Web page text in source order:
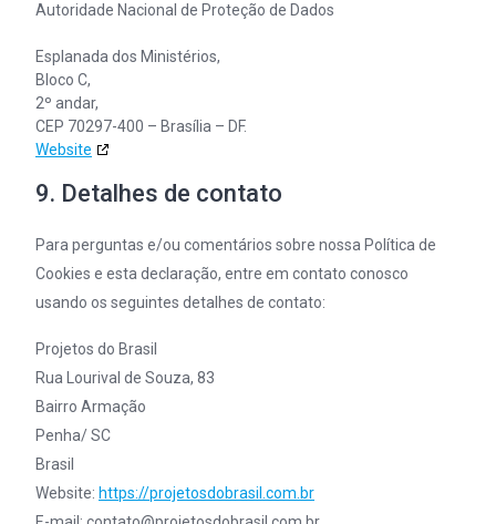
Autoridade Nacional de Proteção de Dados
Esplanada dos Ministérios,
Bloco C,
2º andar,
CEP 70297-400 – Brasília – DF.
Website
9. Detalhes de contato
Para perguntas e/ou comentários sobre nossa Política de
Cookies e esta declaração, entre em contato conosco
usando os seguintes detalhes de contato:
Projetos do Brasil
Rua Lourival de Souza, 83
Bairro Armação
Penha/ SC
Brasil
Website: https://projetosdobrasil.com.br